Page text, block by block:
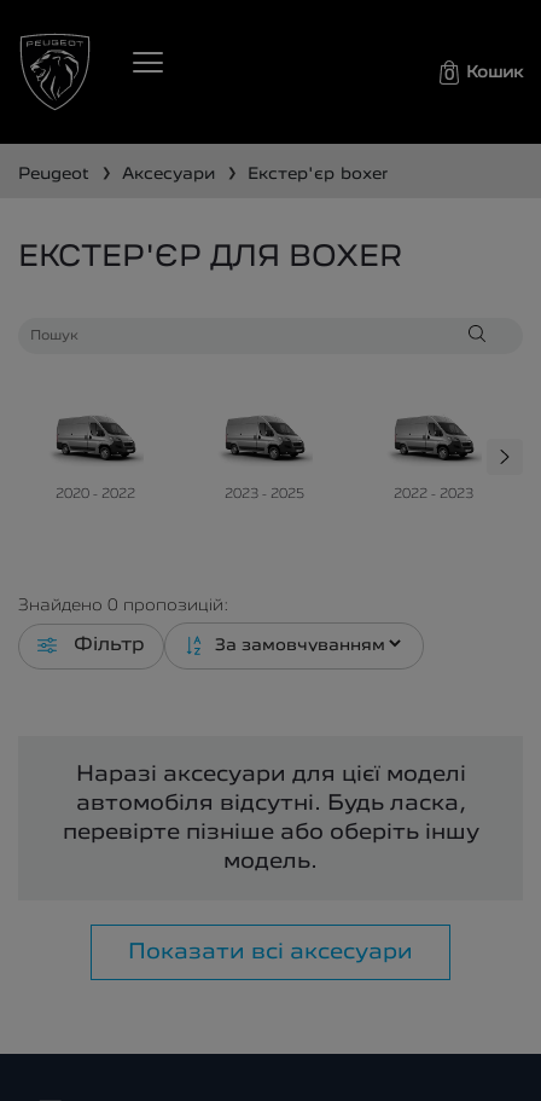
0 Кошик
peugeot ❯ аксесуари ❯ екстер'єр boxer
ЕКСТЕР'ЄР ДЛЯ BOXER
2020 - 2022 2023 - 2025 2022 - 2023
Знайдено 0 пропозицій:
Фільтр
Наразі аксесуари для цієї моделі
автомобіля відсутні. Будь ласка,
перевірте пізніше або оберіть іншу
модель.
Показати всі аксесуари